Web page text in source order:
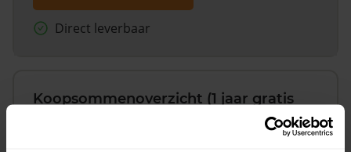
Direct leverbaar
Koopsommenoverzicht (1 jaar gratis